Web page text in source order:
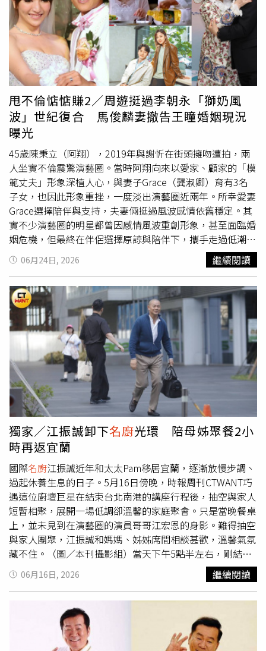
師。」經歷過那次生死關頭後，郭彥甫坦言，如今最想提醒
過去的自己，就是「不要因為小小感冒症狀就懶得看醫
生。」他也笑說，如果現在再安排一次海外旅行，行李箱裡
一定會放進感冒藥、外套以及一雙好走的鞋，把健康放在第
一位。近年從藝人轉型為畫家的郭彥甫，生活步調也與過去
截然不同，他坦言身心狀態「真的不一樣了」，至於創作遇
到瓶頸時，他笑說自己的紓壓方式很簡單，就是「開車」。
談到如何維持良好狀態，他則表示自己沒有特別保養秘訣，
「維持對事物的好奇心，我覺得很有幫助。」
友善，且信仰文化與韓國有許多相似之處，因此更加確信這
個決定。尹大滿昨已錄製台灣節目，他覺得唐綺陽氣場很
好，適合發展書籍、App等事業，他看到許光漢的照片後，
則認為對方很適合往海外發展。至於未來在台灣的規畫，他
慎重考慮以「與當地粉絲交流」為核心的活動，他說：「對
於一直以來給予我毫無保留的關注與支持的台灣粉絲，我點
滴在心並深表謝意，未來我也會全力以赴，用最好的一面來
報答大家。」
甩不倫惦惦賺2／周遊挺過李朝永「獅奶風
波」世紀復合 馬俊麟妻撤告王瞳婚姻現況
曝光
45歲陳秉立（阿翔），2019年與謝忻在街頭擁吻遭拍，兩
人坐實不倫震驚演藝圈。當時阿翔向來以愛家、顧家的「模
範丈夫」形象深植人心，與妻子Grace（龔淑卿）育有3名
子女，也因此形象重挫，一度淡出演藝圈近兩年。所幸愛妻
Grace選擇陪伴與支持，夫妻倆挺過風波感情依舊穩定。其
實不少演藝圈的明星都曾因感情風波重創形象，甚至面臨婚
姻危機，但最終在伴侶選擇原諒與陪伴下，攜手走過低潮，
也讓外界見證婚姻中的包容與修復力量。周遊和李朝永上演
世紀大復合後，兩人感情依舊黏踢踢。（圖／本刊資料照）
像是資深製作人「阿姑」周遊與導演老公李朝永在2017年
也曾爆發婚姻危機，當時李朝永被拍到與相差68歲獅子會張
姓女友人（獅奶）頻繁約會、上摩鐵。周遊更大動作召開記
者會淚訴老公遭背叛，雙方一度鬧婚變。據傳這段黃昏畸
戀，在獅奶拿了180萬分手費後告終，周遊和李朝永也上演
了世紀大復合，兩人在2018年重修舊好，並高調舉辦結婚
40周年慶祝活動。2019年馬俊麟和王瞳一起民視八點檔
《大時代》時爆出婚外情，此風波重創兩人演藝事業。（圖
／報系資料照）2019年馬俊麟和王瞳一起民視八點檔《大
時代》時爆出婚外情，此風波重創兩人演藝事業。事後馬俊
麟妻子梁敏婷對王瞳提出「侵害配偶權」訴訟，經過兩年的
訴訟，雙方在2021年達成和解並撤告，外傳和解金額近百
萬元。挺過不倫風波後，馬俊麟回歸家庭，與妻子梁敏婷感
情穩定，兩人也常公開分享甜蜜的夫妻與家庭生活。他在戲
劇與繪畫方面持續發展，並不時舉辦個人畫展。阿基師「滑
進」摩鐵的桃色風波，一度重創形象，但妻子始終不離不
棄，陪伴他度過人生低潮。（圖／本刊資料照）名廚阿基師
（鄭衍基）則曾在2014年發生「滑進」摩鐵桃色風波，對
象是一名熟女，引發社會熱議。儘管事件一度重創形象，但
妻子始終不離不棄，陪伴他度過人生低潮。阿基師事後多次
公開感謝妻子的包容與支持，甚至透露自己將收入全數交由
妻子管理，以實際行動表達信任。近年雖逐漸淡出演藝圈，
但仍持續活躍於餐飲界，擔任飯店行政主廚與顧問，並於學
校授課，傳承廚藝經驗。
06月24日, 2026 繼續閱讀
獨家／江振誠卸下名廚光環 陪母姊聚餐2小
時再返宜蘭
國際名廚江振誠近年和太太Pam移居宜蘭，逐漸放慢步調、
過起休養生息的日子。5月16日傍晚，時報周刊CTWANT巧
遇這位廚壇巨星在結束台北南港的講座行程後，抽空與家人
短暫相聚，展開一場低調卻溫馨的家庭聚會。只是當晚餐桌
上，並未見到在演藝圈的演員哥哥江宏恩的身影。難得抽空
與家人團聚，江振誠和媽媽、姊姊席間相談甚歡，溫馨氣氛
藏不住。（圖／本刊攝影組）當天下午5點半左右，剛結束
南港演講的江振誠臉上始終掛著笑容，絲毫看不出工作後的
疲態。他獨自搭上一輛多元計程車，直奔大直一處新落成商
場。抵達後，只見他步履輕快地前往二樓粵菜餐廳，而在店
內等候他的，正是江媽媽與姊姊。江振誠多年來工作繁忙、
行程滿檔，加上曾長期旅居海外，一家人要齊聚一堂似乎並
非易事，因此當晚三人看來格外珍惜相聚時光，席間話題不
06月16日, 2026 繼續閱讀